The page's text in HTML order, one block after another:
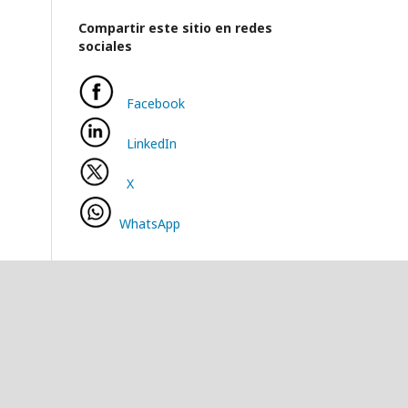
Compartir este sitio en redes
sociales
Facebook
LinkedIn
X
WhatsApp